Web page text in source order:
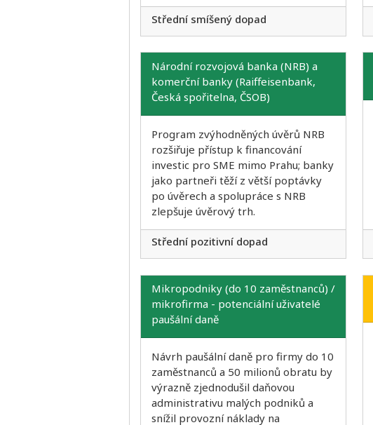
Střední smíšený dopad
Národní rozvojová banka (NRB) a
komerční banky (Raiffeisenbank,
Česká spořitelna, ČSOB)
Program zvýhodněných úvěrů NRB
rozšiřuje přístup k financování
investic pro SME mimo Prahu; banky
jako partneři těží z větší poptávky
po úvěrech a spolupráce s NRB
zlepšuje úvěrový trh.
Střední pozitivní dopad
Mikropodniky (do 10 zaměstnanců) /
mikrofirma - potenciální uživatelé
paušální daně
Návrh paušální daně pro firmy do 10
zaměstnanců a 50 milionů obratu by
výrazně zjednodušil daňovou
administrativu malých podniků a
snížil provozní náklady na